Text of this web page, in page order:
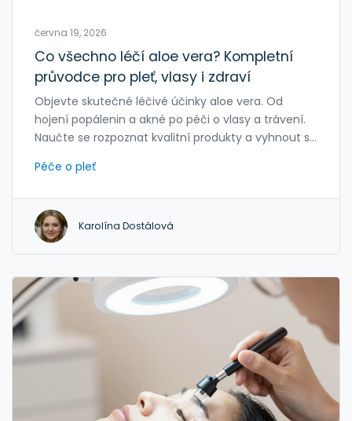
června 19, 2026
Co všechno léčí aloe vera? Kompletní
průvodce pro pleť, vlasy i zdraví
Objevte skutečné léčivé účinky aloe vera. Od
hojení popálenin a akné po péči o vlasy a trávení.
Naučte se rozpoznat kvalitní produkty a vyhnout se
Péče o pleť
Karolína Dostálová